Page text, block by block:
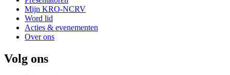
Mijn KRO-NCRV
Word lid
Acties & evenementen
Over ons
Volg ons